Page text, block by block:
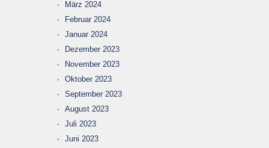
März 2024
Februar 2024
Januar 2024
Dezember 2023
November 2023
Oktober 2023
September 2023
August 2023
Juli 2023
Juni 2023